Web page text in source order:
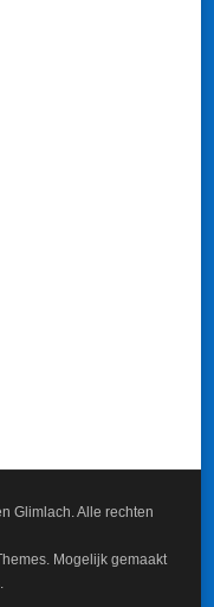
Glimlach . Alle rechten
. Mogelijk gemaakt